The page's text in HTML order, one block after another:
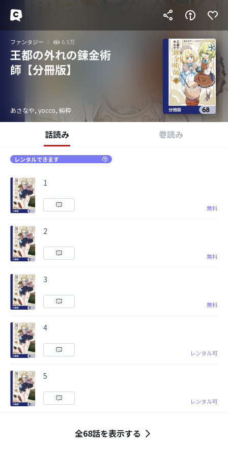
ファンタジー 6.5万
王都の外れの錬金術
師【分冊版】
あさなや, yocco, 純粋
話読み 巻読み
レンタルできます
1
無料
2
無料
3
無料
4
レンタル可
5
レンタル可
全68話を表示する